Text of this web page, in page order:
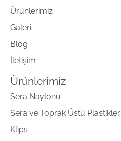
Ürünlerimiz
Galeri
Blog
İletişim
Ürünlerimiz
Sera Naylonu
Sera ve Toprak Üstü Plastikler
Klips